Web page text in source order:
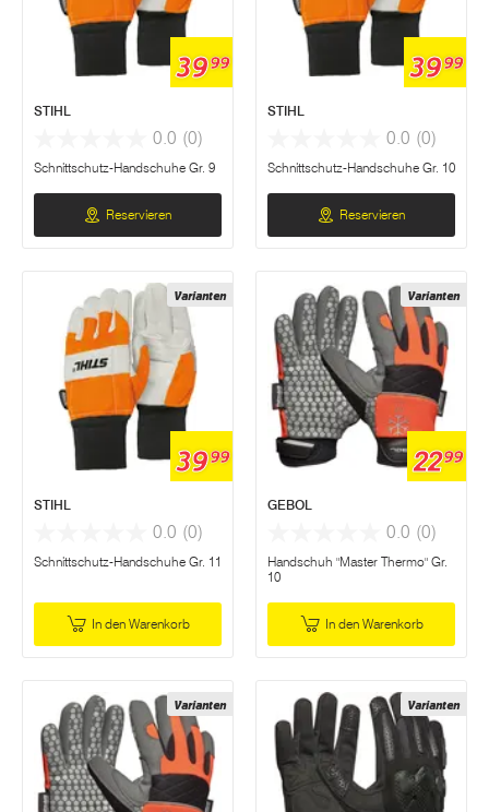
3999
STIHL
0.0 (0)
Schnittschutz-Handschuhe Gr. 9
Reservieren
3999
STIHL
0.0 (0)
Schnittschutz-Handschuhe Gr. 10
Reservieren
Varianten
3999
STIHL
0.0 (0)
Schnittschutz-Handschuhe Gr. 11
In den Warenkorb
Varianten
2299
GEBOL
0.0 (0)
Handschuh "Master Thermo" Gr.
10
In den Warenkorb
Varianten Varianten